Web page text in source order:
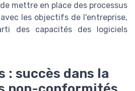
mettre en place des processus
les objectifs de l'entreprise,
des capacités des logiciels
: succès dans la